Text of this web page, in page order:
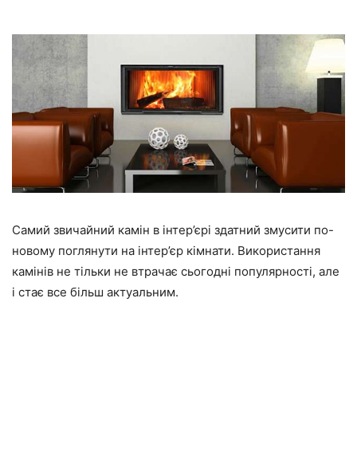
Самий звичайний камін в інтер’єрі здатний змусити по-
новому поглянути на інтер’єр кімнати. Використання
камінів не тільки не втрачає сьогодні популярності, але
і стає все більш актуальним.